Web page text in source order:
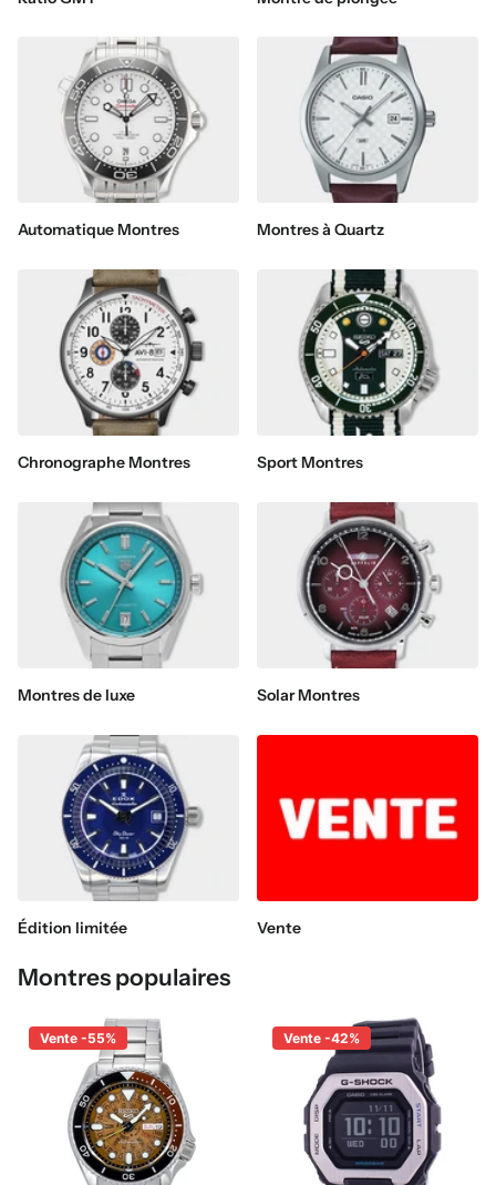
Automatique Montres Montres à Quartz
Chronographe Montres Sport Montres
Montres de luxe Solar Montres
Édition limitée Vente
Montres populaires
Vente -55% Vente -42%